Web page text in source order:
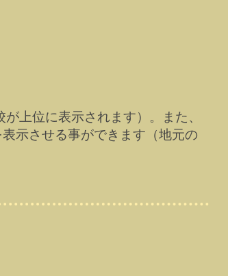
上位に表示されます）。また、
示させる事ができます（地元の